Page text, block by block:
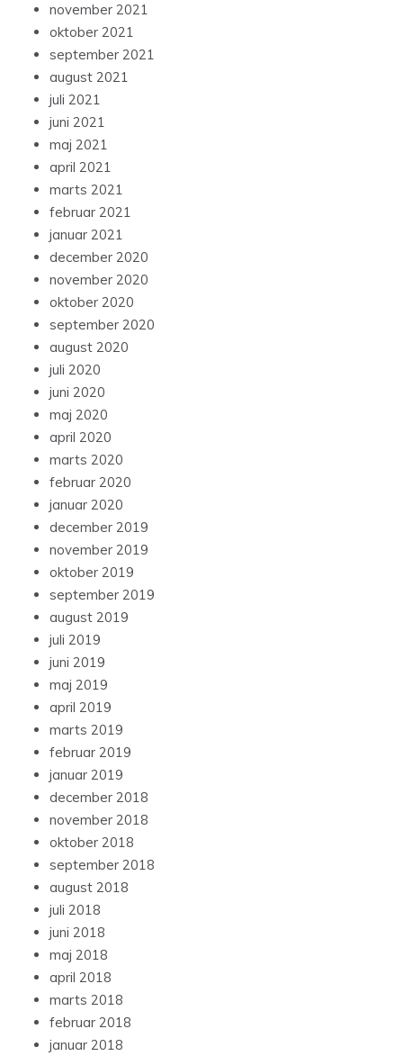
november 2021
oktober 2021
september 2021
august 2021
juli 2021
juni 2021
maj 2021
april 2021
marts 2021
februar 2021
januar 2021
december 2020
november 2020
oktober 2020
september 2020
august 2020
juli 2020
juni 2020
maj 2020
april 2020
marts 2020
februar 2020
januar 2020
december 2019
november 2019
oktober 2019
september 2019
august 2019
juli 2019
juni 2019
maj 2019
april 2019
marts 2019
februar 2019
januar 2019
december 2018
november 2018
oktober 2018
september 2018
august 2018
juli 2018
juni 2018
maj 2018
april 2018
marts 2018
februar 2018
januar 2018